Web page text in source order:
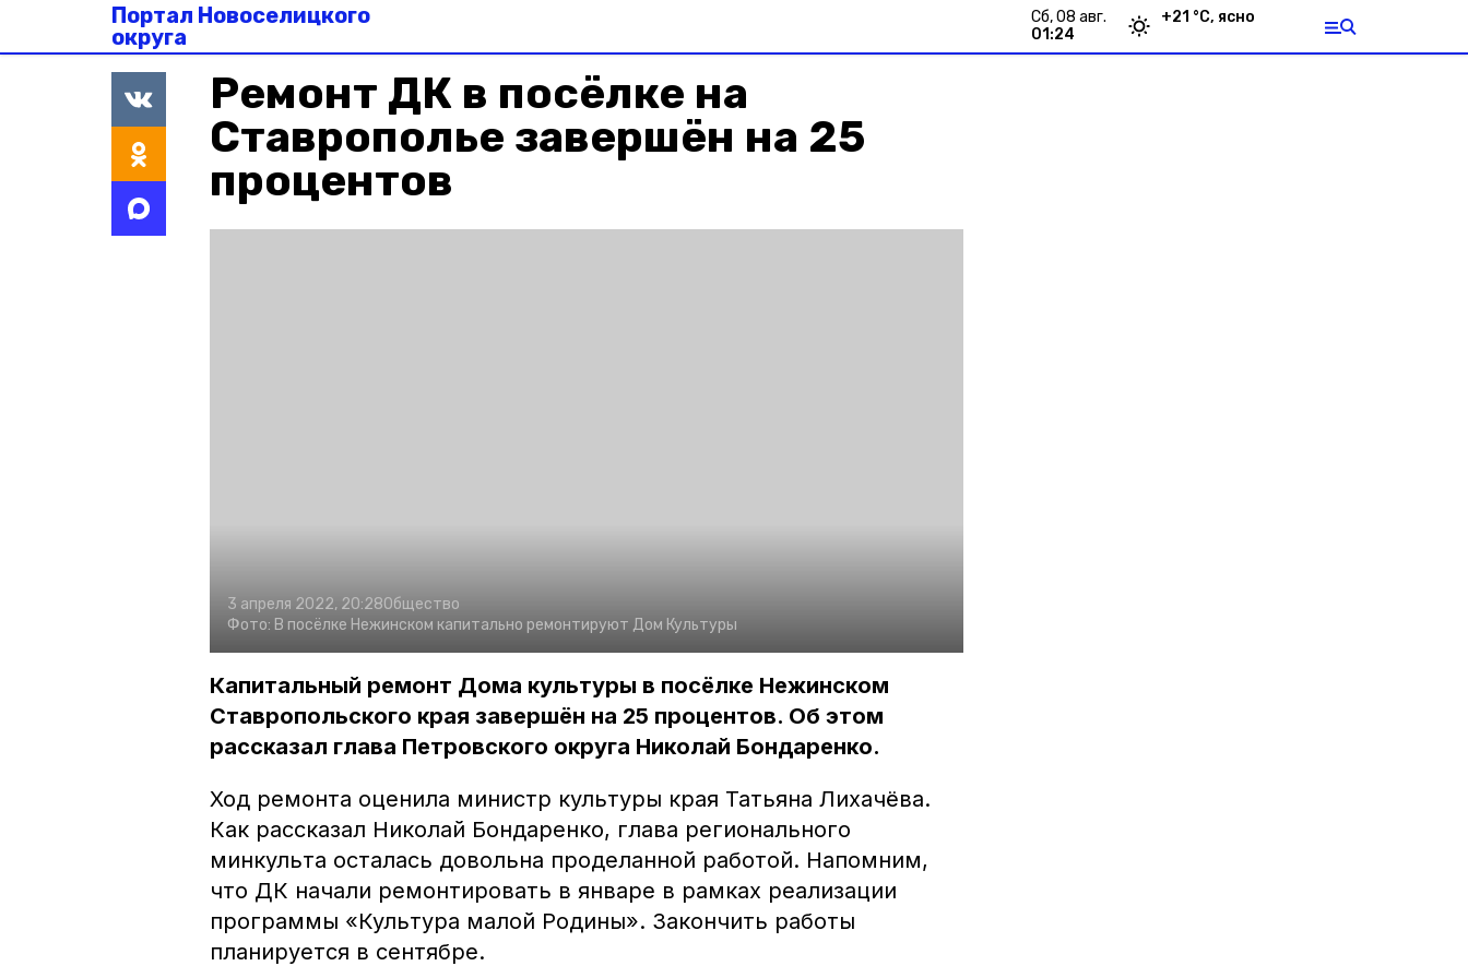
Портал Новоселицкого
округа
сб, 08 авг.
01:24
+21 °С, ясно
Ремонт ДК в посёлке на
Ставрополье завершён на 25
процентов
3 апреля 2022, 20:28Общество
Фото: В посёлке Нежинском капитально ремонтируют Дом Культуры
Капитальный ремонт Дома культуры в посёлке Нежинском
Ставропольского края завершён на 25 процентов. Об этом
рассказал глава Петровского округа Николай Бондаренко.
Ход ремонта оценила министр культуры края Татьяна Лихачёва.
Как рассказал Николай Бондаренко, глава регионального
минкульта осталась довольна проделанной работой. Напомним,
что ДК начали ремонтировать в январе в рамках реализации
программы «Культура малой Родины». Закончить работы
планируется в сентябре.